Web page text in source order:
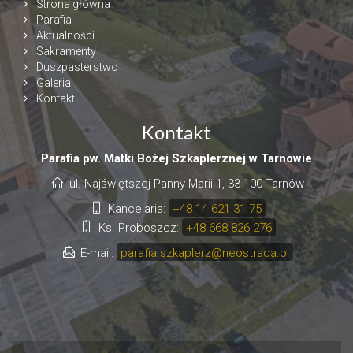
Strona główna
Parafia
Aktualności
Sakramenty
Duszpasterstwo
Galeria
Kontakt
Kontakt
Parafia pw. Matki Bożej Szkaplerznej w Tarnowie
ul. Najświętszej Panny Marii 1, 33-100 Tarnów
Kancelaria:
+48 14 621 31 75
Ks. Proboszcz:
+48 668 826 276
E-mail:
parafia.szkaplerz@neostrada.pl